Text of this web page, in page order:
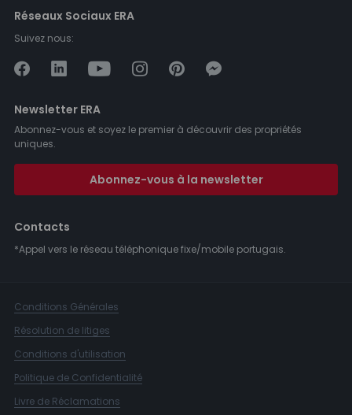
Réseaux Sociaux ERA
Suivez nous:
Newsletter ERA
Abonnez-vous et soyez le premier à découvrir des propriétés
uniques.
Abonnez-vous à la newsletter
Contacts
*Appel vers le réseau téléphonique fixe/mobile portugais.
Conditions Générales
Résolution de litiges
Conditions d'utilisation
Politique de Confidentialité
Livre de Réclamations